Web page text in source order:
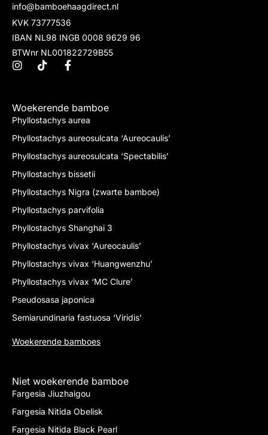
info@bamboehaagdirect.nl
KVK 73777536
IBAN NL98 INGB 0008 9629 96
BTWnr NL001822729B55
Woekerende bamboe
Phyllostachys aurea
Phyllostachys aureosulcata ‘Aureocaulis’
Phyllostachys aureosulcata ‘Spectabilis’
Phyllostachys bissetii
Phyllostachys Nigra (zwarte bamboe)
Phyllostachys parvifolia
Phyllostachys Shanghai 3
Phyllostachys vivax ‘Aureocaulis’
Phyllostachys vivax ‘Huangwenzhu’
Phyllostachys vivax ‘MC Clure’
Pseudosasa japonica
Semiarundinaria fastuosa ‘Viridis’
Woekerende bamboes
Niet woekerende bamboe
Fargesia Jiuzhaigou
Fargesia Nitida Obelisk
Fargesia Nitida Black Pearl